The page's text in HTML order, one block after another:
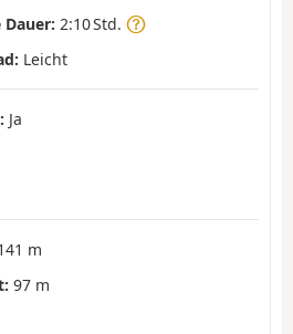
2:10 Std.
Leicht
Ja
m
97 m